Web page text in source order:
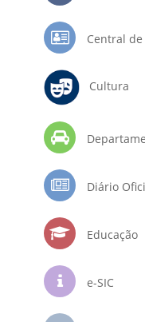
Central
Cultura
Diário
Educação
e-SIC